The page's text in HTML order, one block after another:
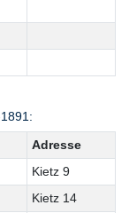
Adresse
Kietz 9
Kietz 14